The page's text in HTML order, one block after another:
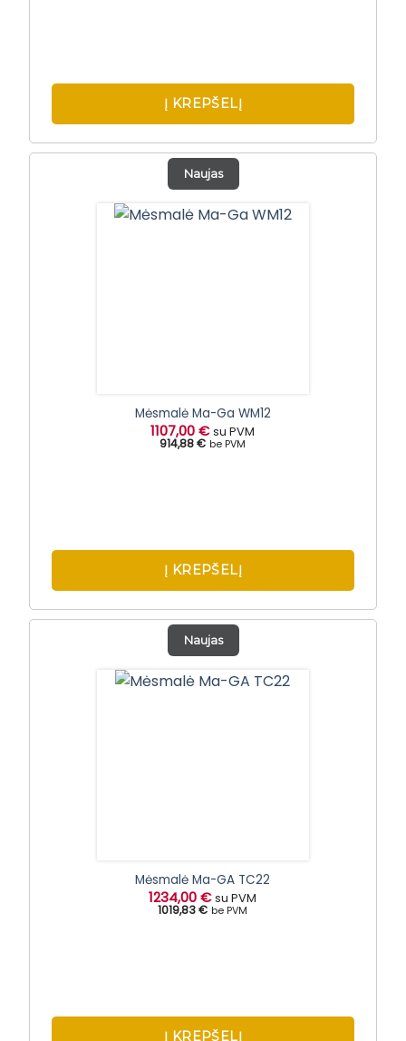
Į KREPŠELĮ
Naujas
Mėsmalė Ma-Ga WM12
1107,00€ su PVM
914,88 € be PVM
Į KREPŠELĮ
Naujas
Mėsmalė Ma-GA TC22
1234,00€ su PVM
1019,83 € be PVM
Į KREPŠELĮ